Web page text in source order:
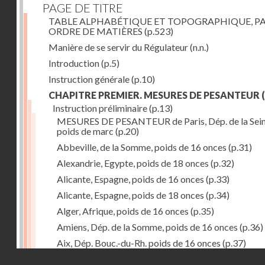
PAGE DE TITRE
TABLE ALPHABÉTIQUE ET TOPOGRAPHIQUE,
ORDRE DE MATIÈRES (p.523)
Manière de se servir du Régulateur(n.n.)
Introduction(p.5)
Instruction générale(p.10)
CHAPITRE PREMIER. MESURES DE PESANTEUR
Instruction préliminaire(p.13)
MESURES DE PESANTEUR de Paris, Dép. de la
poids de marc (p.20)
Abbeville, de la Somme, poids de 16 onces (p.31)
Alexandrie, Egypte, poids de 18 onces (p.32)
Alicante, Espagne, poids de 16 onces (p.33)
Alicante, Espagne, poids de 18 onces (p.34)
Alger, Afrique, poids de 16 onces (p.35)
Amiens, Dép. de la Somme, poids de 16 onces (p.36)
Aix, Dép. Bouc.-du-Rh. poids de 16 onces (p.37)